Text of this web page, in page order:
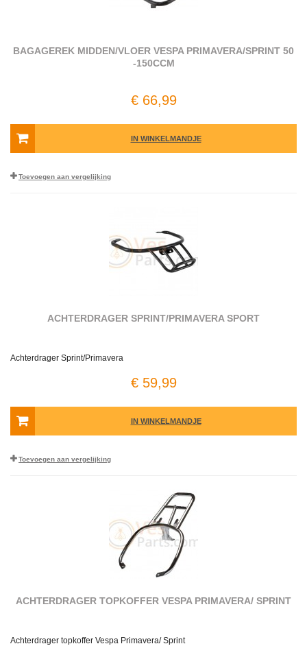
BAGAGEREK MIDDEN/VLOER VESPA PRIMAVERA/SPRINT 50
-150CCM
€ 66,99
IN WINKELMANDJE
Toevoegen aan vergelijking
ACHTERDRAGER SPRINT/PRIMAVERA SPORT
Achterdrager Sprint/Primavera
€ 59,99
IN WINKELMANDJE
Toevoegen aan vergelijking
ACHTERDRAGER TOPKOFFER VESPA PRIMAVERA/ SPRINT
Achterdrager topkoffer Vespa Primavera/ Sprint